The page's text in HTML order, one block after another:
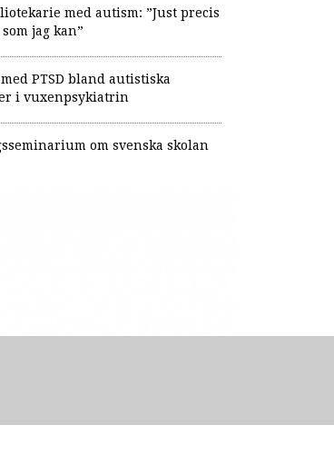
med autism: ”Just precis
jag kan”
PTSD bland autistiska
i vuxenpsykiatrin
om svenska skolan